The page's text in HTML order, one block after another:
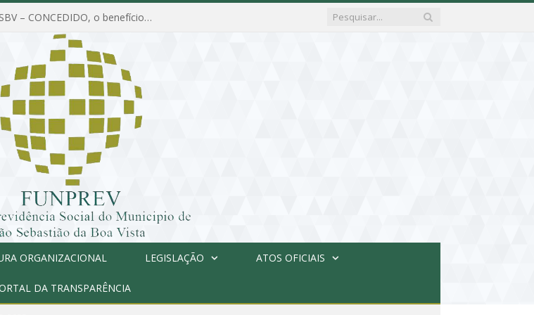
PORTARIA Nº 025/2026-GP/IPREVSSBV – CONCEDIDO, o benefício de PENSÃO a MARIA ESTELA DOS SANTOS SOUZA
ORGANIZACIONAL LEGISLAÇÃO ATOS OFICIAIS
DA TRANSPARÊNCIA